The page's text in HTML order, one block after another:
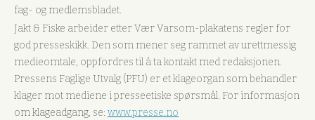
fag- og medlemsbladet.
Jakt & Fiske arbeider etter Vær Varsom-plakatens regler for
god presseskikk. Den som mener seg rammet av urettmessig
medieomtale, oppfordres til å ta kontakt med redaksjonen.
Pressens Faglige Utvalg (PFU) er et klageorgan som behandler
klager mot mediene i presseetiske spørsmål. For informasjon
om klageadgang, se: www.presse.no